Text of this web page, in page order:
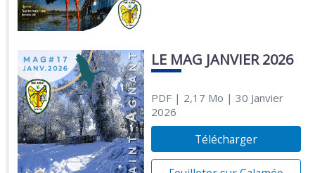
LE MAG JANVIER 2026
PDF| 2,17 Mo | 30 Janvier
2026
Télécharger